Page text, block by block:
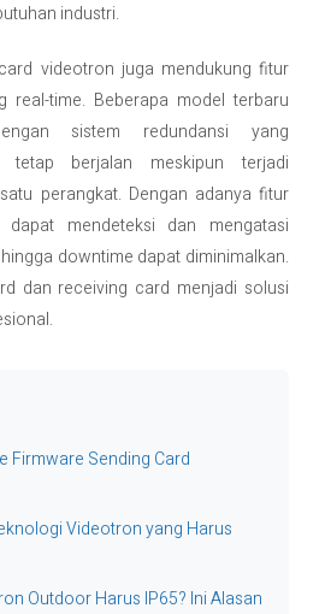
industri.
videotron juga mendukung fitur
real-time. Beberapa model terbaru
sistem redundansi yang
tetap berjalan meskipun terjadi
perangkat. Dengan adanya fitur
dapat mendeteksi dan mengatasi
downtime dapat diminimalkan.
dan receiving card menjadi solusi
Firmware Sending Card
Videotron yang Harus
Outdoor Harus IP65? Ini Alasan